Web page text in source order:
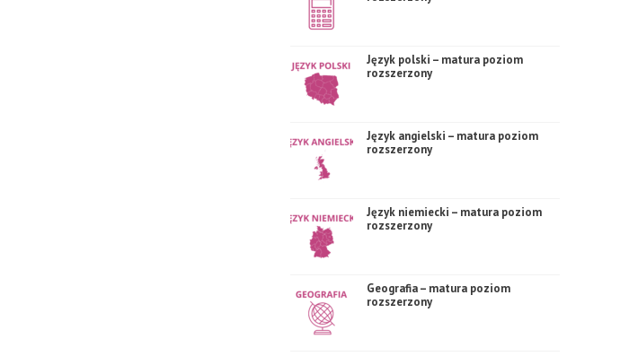
Język polski – matura poziom
rozszerzony
Język angielski – matura poziom
rozszerzony
Język niemiecki – matura poziom
rozszerzony
Geografia – matura poziom
rozszerzony